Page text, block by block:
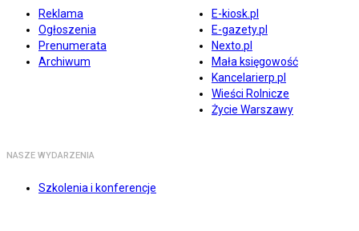
Reklama
Ogłoszenia
Prenumerata
Archiwum
E-kiosk.pl
E-gazety.pl
Nexto.pl
Mała księgowość
Kancelarierp.pl
Wieści Rolnicze
Życie Warszawy
NASZE WYDARZENIA
Szkolenia i konferencje